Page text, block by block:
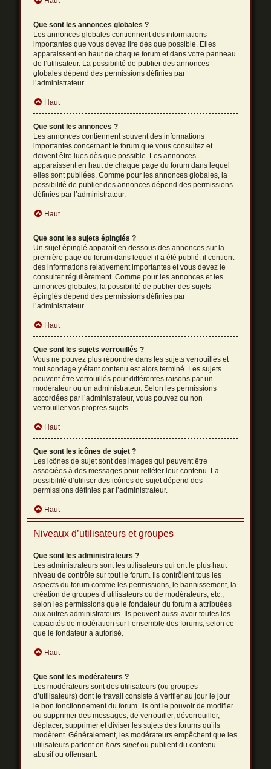
Que sont les annonces globales ?
Les annonces globales contiennent des informations
importantes que vous devez lire dès que possible. Elles
apparaissent en haut de chaque forum et dans votre panneau
de l’utilisateur. La possibilité de publier des annonces
globales dépend des permissions définies par
l’administrateur.
Haut
Que sont les annonces ?
Les annonces contiennent souvent des informations
importantes concernant le forum que vous consultez et
doivent être lues dès que possible. Les annonces
apparaissent en haut de chaque page du forum dans lequel
elles sont publiées. Comme pour les annonces globales, la
possibilité de publier des annonces dépend des permissions
définies par l’administrateur.
Haut
Que sont les sujets épinglés ?
Un sujet épinglé apparaît en dessous des annonces sur la
première page du forum dans lequel il a été publié. il contient
des informations relativement importantes et vous devez le
consulter régulièrement. Comme pour les annonces et les
annonces globales, la possibilité de publier des sujets
épinglés dépend des permissions définies par
l’administrateur.
Haut
Que sont les sujets verrouillés ?
Vous ne pouvez plus répondre dans les sujets verrouillés et
tout sondage y étant contenu est alors terminé. Les sujets
peuvent être verrouillés pour différentes raisons par un
modérateur ou un administrateur. Selon les permissions
accordées par l’administrateur, vous pouvez ou non
verrouiller vos propres sujets.
Haut
Que sont les icônes de sujet ?
Les icônes de sujet sont des images qui peuvent être
associées à des messages pour refléter leur contenu. La
possibilité d’utiliser des icônes de sujet dépend des
permissions définies par l’administrateur.
Haut
Niveaux d’utilisateurs et groupes
Que sont les administrateurs ?
Les administrateurs sont les utilisateurs qui ont le plus haut
niveau de contrôle sur tout le forum. Ils contrôlent tous les
aspects du forum comme les permissions, le bannissement, la
création de groupes d’utilisateurs ou de modérateurs, etc.,
selon les permissions que le fondateur du forum a attribuées
aux autres administrateurs. Ils peuvent aussi avoir toutes les
capacités de modération sur l’ensemble des forums, selon ce
que le fondateur a autorisé.
Haut
Que sont les modérateurs ?
Les modérateurs sont des utilisateurs (ou groupes
d’utilisateurs) dont le travail consiste à vérifier au jour le jour
le bon fonctionnement du forum. Ils ont le pouvoir de modifier
ou supprimer des messages, de verrouiller, déverrouiller,
déplacer, supprimer et diviser les sujets des forums qu’ils
modèrent. Généralement, les modérateurs empêchent que les
utilisateurs partent enhors-sujetou publient du contenu
abusif ou offensant.